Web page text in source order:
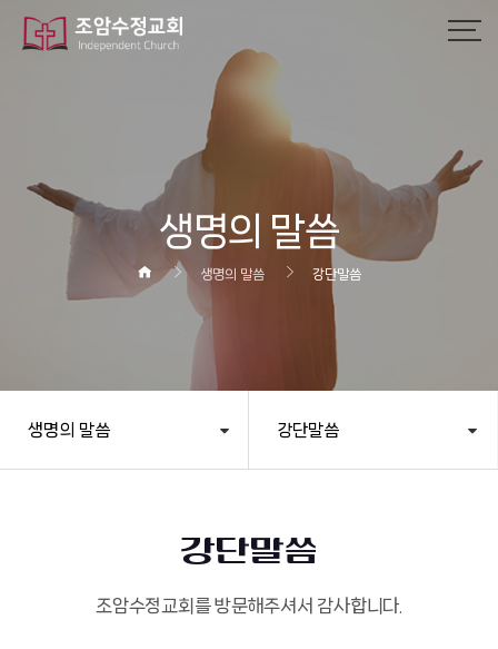
생명의 말씀
생명의 말씀 강단말씀
생명의 말씀 강단말씀
강단말씀
조암수정교회를 방문해주셔서 감사합니다.